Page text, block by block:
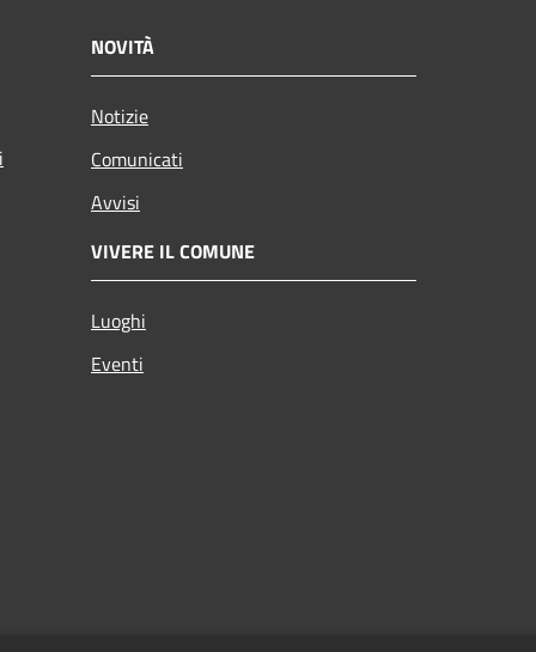
NOVITÀ
Notizie
Comunicati
Avvisi
VIVERE IL COMUNE
Luoghi
Eventi